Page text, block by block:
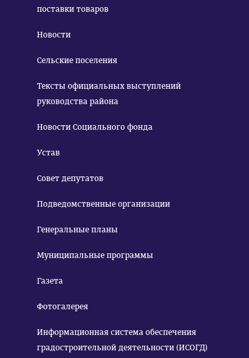
поставки товаров
Новости
Сельские поселения
Тексты официальных выступлений
руководства района
Новости Социального фонда
Устав
Совет депутатов
Подведомственные организации
Генеральные планы
Муниципальные программы
Газета
Фотогалерея
Информационная система обеспечения
градостроительной деятельности (ИСОГД)